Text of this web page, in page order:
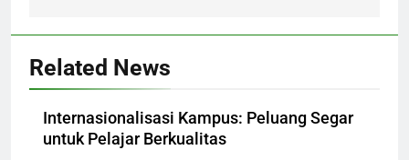
Related News
Internasionalisasi Kampus: Peluang Segar
untuk Pelajar Berkualitas